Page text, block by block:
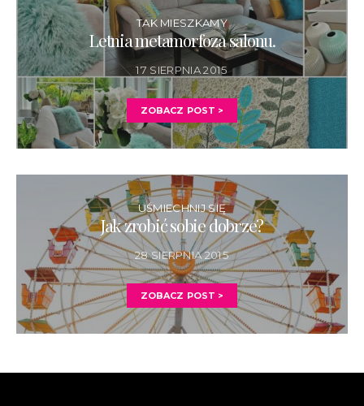
TAK MIESZKAMY
Letnia metamorfoza salonu.
17 SIERPNIA 2015
ZOBACZ POST >
UŚMIECHNIJ SIĘ
Jak zrobić sobie dobrze?
28 SIERPNIA 2015
ZOBACZ POST >